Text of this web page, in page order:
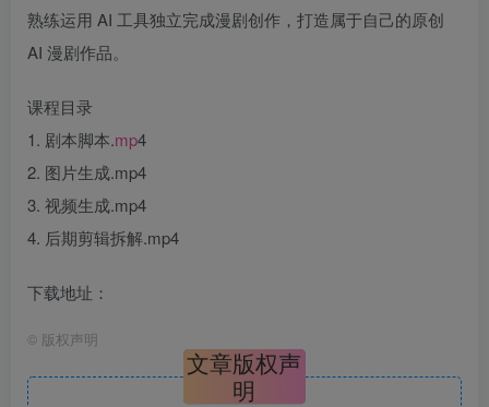
熟练运用 AI 工具独立完成漫剧创作，打造属于自己的原创
AI 漫剧作品。
课程目录
1. 剧本脚本.mp4
2. 图片生成.mp4
3. 视频生成.mp4
4. 后期剪辑拆解.mp4
下载地址：
© 版权声明
文章版权声
明